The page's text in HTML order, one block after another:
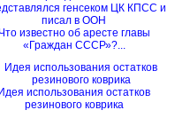
Что известно об аресте главы
«Граждан СССР»?...
Идея использования остатков
резинового коврика